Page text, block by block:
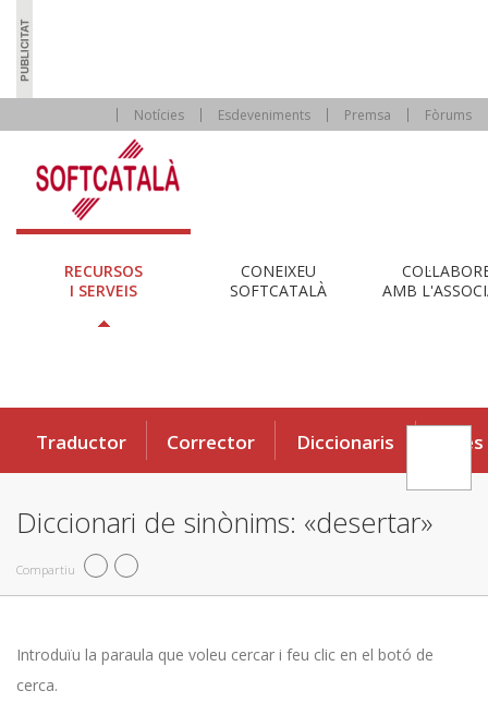
Notícies Esdeveniments Premsa Fòrums
RECURSOS
I SERVEIS
CONEIXEU
SOFTCATALÀ
AMB
Traductor Corrector Diccionaris Eines
Diccionari de sinònims: «desertar»
Compartiu
Introduïu la paraula que voleu cercar i feu clic en el botó de
cerca.